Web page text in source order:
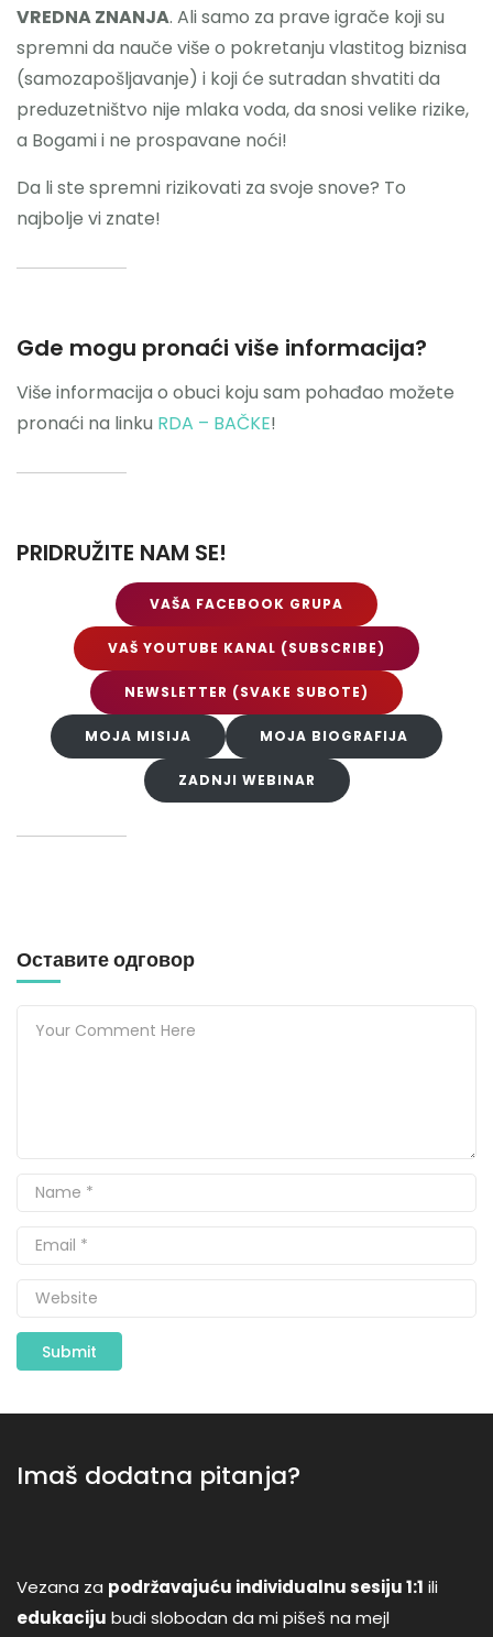
VREDNA ZNANJA. Ali samo za prave igrače koji su
spremni da nauče više o pokretanju vlastitog biznisa
(samozapošljavanje) i koji će sutradan shvatiti da
preduzetništvo nije mlaka voda, da snosi velike rizike,
a Bogami i ne prospavane noći!
Da li ste spremni rizikovati za svoje snove? To
najbolje vi znate!
Gde mogu pronaći više informacija?
Više informacija o obuci koju sam pohađao možete
pronaći na linku RDA – BAČKE!
PRIDRUŽITE NAM SE!
VAŠA FACEBOOK GRUPA
VAŠ YOUTUBE KANAL (SUBSCRIBE)
NEWSLETTER (SVAKE SUBOTE)
MOJA MISIJA MOJA BIOGRAFIJA
ZADNJI WEBINAR
Оставите одговор
Imaš dodatna pitanja?
Vezana za podržavajuću individualnu sesiju 1:1 ili
edukaciju budi slobodan da mi pišeš na mejl